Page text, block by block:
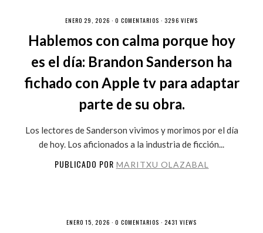
ENERO 29, 2026 · 0 COMENTARIOS · 3296 VIEWS
Hablemos con calma porque hoy
es el día: Brandon Sanderson ha
fichado con Apple tv para adaptar
parte de su obra.
Los lectores de Sanderson vivimos y morimos por el día
de hoy. Los aficionados a la industria de ficción...
PUBLICADO POR MARITXU OLAZABAL
ENERO 15, 2026 · 0 COMENTARIOS · 2431 VIEWS